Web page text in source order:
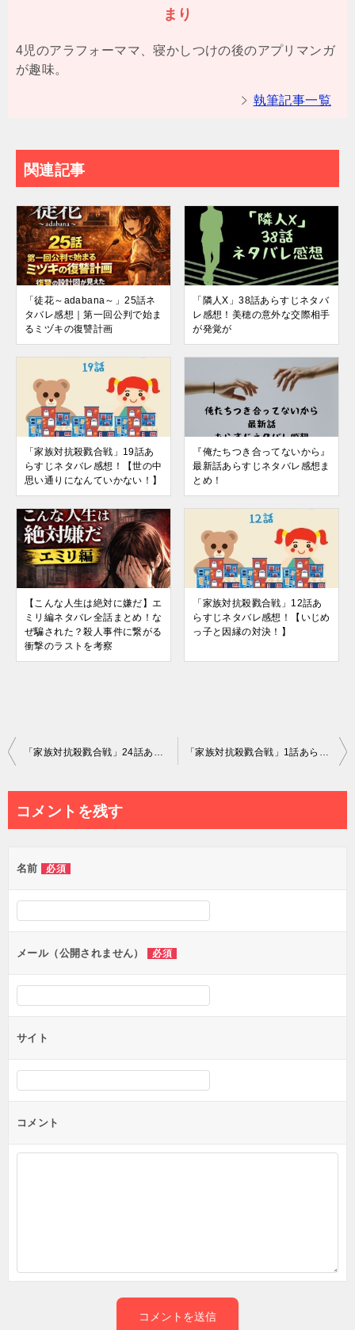
まり
4児のアラフォーママ、寝かしつけの後のアプリマンガ
が趣味。
執筆記事一覧
関連記事
「徒花～adabana～」25話ネ
タバレ感想｜第一回公判で始ま
るミヅキの復讐計画
「隣人X」38話あらすじネタバ
レ感想！美穂の意外な交際相手
が発覚が
「家族対抗殺戮合戦」19話あ
らすじネタバレ感想！【世の中
思い通りになんていかない！】
『俺たちつき合ってないから』
最新話あらすじネタバレ感想ま
とめ！
【こんな人生は絶対に嫌だ】エ
ミリ編ネタバレ全話まとめ！な
ぜ騙された？殺人事件に繋がる
衝撃のラストを考察
「家族対抗殺戮合戦」12話あ
らすじネタバレ感想！【いじめ
っ子と因縁の対決！】
投
ビ
ー
シ
ン
「家族対抗殺戮合戦」24話あらすじネタバレ感想！【荒れる波川父の暴走が止まらない！】 「家族対抗殺戮合戦」1話あらすじネタバレ感想！【裏世界の着ぐるみがヤバすぎた！】
コメントを残す
名前 必須
メール（公開されません） 必須
サイト
コメント